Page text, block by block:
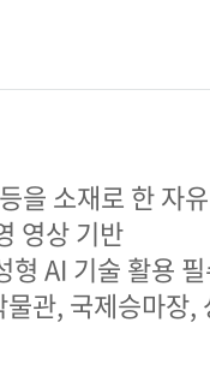
을 소재로 한 자
영상 기반
AI 기술 활용
관, 국제승마장,